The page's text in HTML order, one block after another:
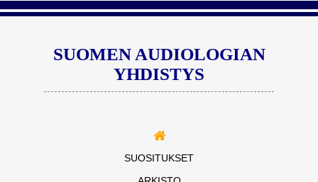
SUOMEN AUDIOLOGIAN
YHDISTYS
SUOSITUKSET